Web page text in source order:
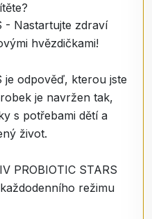
- Nastartujte zdraví
hvězdičkami!
je odpověď, kterou jste
je navržen tak,
s potřebami dětí a
život.
PROBIOTIC STARS
režimu